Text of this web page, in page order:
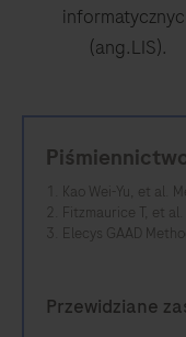
(ang.LIS).
Kao Wei-Yu, et al.
Fitzmaurice T, et
Elecys GAAD
Przewidziane